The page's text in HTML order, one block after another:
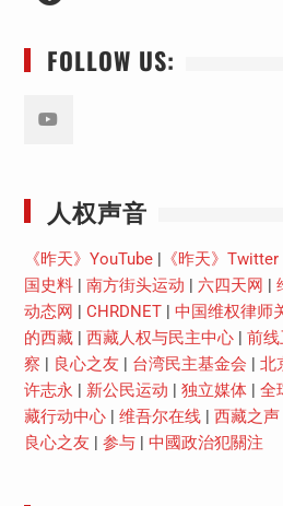
FOLLOW US:
人权声音
《昨天》YouTube| 《昨天》Twitter|
国史料| 南方街头运动 六四天网
动态网
CHRDNET| 中国维权律师
的西藏| 西藏人权与民主中心| 前
察
良心之友 台湾民主基金会 北
许志永
新公民运动 独立媒体| 全
藏行动中心| 维吾尔在线| 西藏之声|
良心之友
参与| 中國政治犯關注